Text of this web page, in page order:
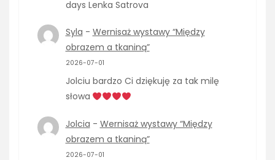
days Lenka Satrova
Syla - Wernisaż wystawy “Między
obrazem a tkaniną”
2026-07-01
Jolciu bardzo Ci dziękuję za tak milę
słowa
Jolcia - Wernisaż wystawy “Między
obrazem a tkaniną”
2026-07-01